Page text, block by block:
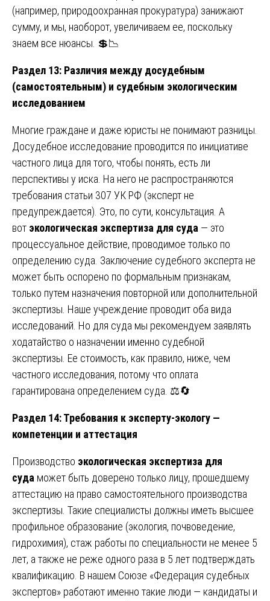
(например, природоохранная прокуратура) занижают
сумму, и мы, наоборот, увеличиваем ее, поскольку
знаем все нюансы. 💲📉
Раздел 13: Различия между досудебным
(самостоятельным) и судебным экологическим
исследованием
Многие граждане и даже юристы не понимают разницы.
Досудебное исследование проводится по инициативе
частного лица для того, чтобы понять, есть ли
перспективы у иска. На него не распространяются
требования статьи 307 УК РФ (эксперт не
предупреждается). Это, по сути, консультация. А
вот экологическая экспертиза для суда — это
процессуальное действие, проводимое только по
определению суда. Заключение судебного эксперта не
может быть оспорено по формальным признакам,
только путем назначения повторной или дополнительной
экспертизы. Наше учреждение проводит оба вида
исследований. Но для суда мы рекомендуем заявлять
ходатайство о назначении именно судебной
экспертизы. Ее стоимость, как правило, ниже, чем
частного исследования, потому что оплата
гарантирована определением суда. ⚖️🔄
Раздел 14: Требования к эксперту-экологу —
компетенции и аттестация
Производство экологическая экспертиза для
суда может быть доверено только лицу, прошедшему
аттестацию на право самостоятельного производства
экспертизы. Такие специалисты должны иметь высшее
профильное образование (экология, почвоведение,
гидрохимия), стаж работы по специальности не менее 5
лет, а также не реже одного раза в 5 лет подтверждать
квалификацию. В нашем Союзе «Федерация судебных
экспертов» работают именно такие люди — кандидаты и